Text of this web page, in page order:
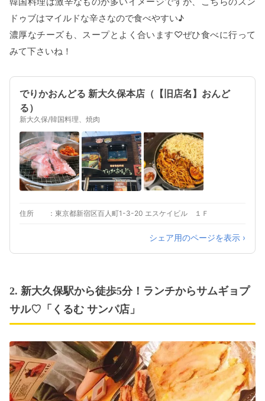
ドゥブはマイルドな辛さなので食べやすい♪
濃厚なチーズも、スープとよく合います♡ぜひ食べに行って
みて下さいね！
でりかおんどる 新大久保本店（【旧店名】おんど
る）
新大久保/韓国料理、焼肉
住所 東京都新宿区百人町1-3-20 エスケイビル １Ｆ
シェア用のページを表示 ›
2. 新大久保駅から徒歩5分！ランチからサムギョプ
サル♡「くるむ サンパ店」